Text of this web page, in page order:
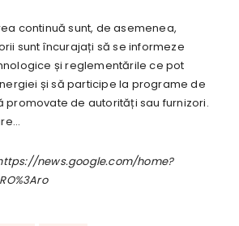
continuă sunt, de asemenea,
sunt încurajați să se informeze
și reglementările ce pot
și să participe la programe de
de autorități sau furnizori.
news.google.com/home?